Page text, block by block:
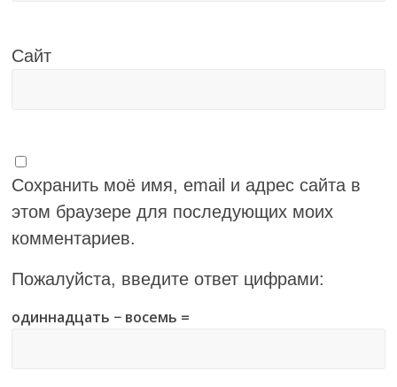
Сайт
Сохранить моё имя, email и адрес сайта в
этом браузере для последующих моих
комментариев.
Пожалуйста, введите ответ цифрами:
одиннадцать − восемь =